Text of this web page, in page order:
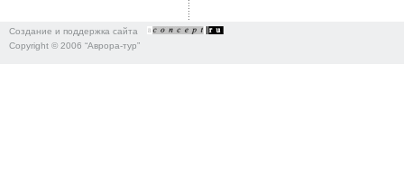
Создание и поддержка сайта
Copyright © 2006 “Аврора-тур”